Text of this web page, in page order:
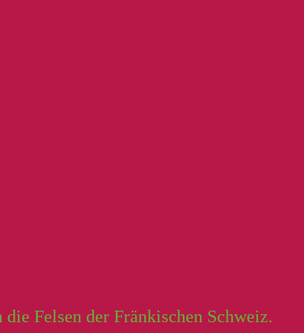
Felsen der Fränkischen Schweiz.